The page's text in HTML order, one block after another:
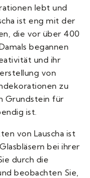
lebt und
ist eng mit der
die vor über 400
begannen
und ihr
von
zu
Grundstein für
ist.
von Lauscha ist
bei ihrer
durch die
beobachten Sie,